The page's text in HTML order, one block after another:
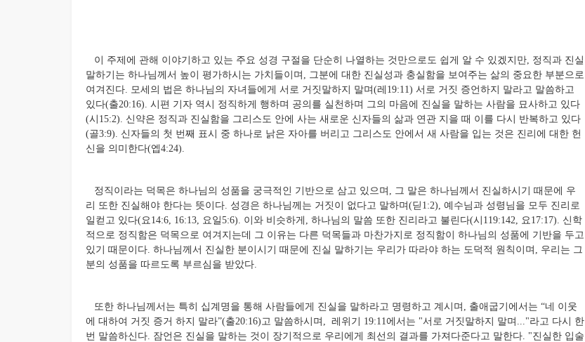
이 주제에 관해 이야기하고 있는 주요 성경 구절을 단순히 나열하는 것만으로도 쉽게 알 수 있겠지만, 정직과 진실
말하기는 하나님께서 높이 평가하시는 가치들이며, 그분에 대한 진실성과 충실함을 보여주는 삶의 중요한 부분으로
여겨진다. 모세의 법은 하나님의 자녀들에게 서로 거짓말하지 말며(레19:11) 서로 거짓 증언하지 말라고 말씀하고
있다(출20:16). 시편 기자 역시 정직하게 행하며 공의를 실천하며 그의 마음에 진실을 말하는 사람을 묘사하고 있다
(시15:2). 신약은 정직과 진실함을 그리스도 안에 사는 새로운 신자들의 삶과 연관 지을 때 이를 다시 반복하고 있다
(골3:9). 신자들의 첫 번째 표시 중 하나로 낡은 자아를 버리고 그리스도 안에서 새 사람을 입는 것은 진리에 대한 헌
신을 의미한다(엡4:24).
정직이라는 덕목은 하나님의 성품을 궁극적인 기반으로 삼고 있으며, 그 말은 하나님께서 진실하시기 때문에 우
리 또한 진실해야 한다는 뜻이다. 성경은 하나님께는 거짓이 없다고 말하며(딛1:2), 예수님과 성령님을 모두 진리로
일컫고 있다(요14:6, 16:13, 요일5:6). 이와 비슷하게, 하나님의 말씀 또한 진리라고 불린다(시119:142, 요17:17). 신학
적으로 정직함은 덕목으로 여겨지는데 그 이유는 다른 덕목들과 마찬가지로 정직함이 하나님의 성품에 기반을 두고
있기 때문이다. 하나님께서 진실한 분이시기 때문에 진실 말하기는 우리가 따라야 하는 도덕적 원칙이며, 우리는 그
분의 성품을 따르도록 부르심을 받았다.
또한 하나님께서는 특히 십계명을 통해 사람들에게 진실을 말하라고 명령하고 계시며, 출애굽기에서는 “네 이웃
에 대하여 거짓 증거 하지 말라”(출20:16)고 말씀하시며, 레위기 19:11에서는 "서로 거짓말하지 말며..."라고 다시 한
번 말씀하신다. 잠언은 진실을 말하는 것이 장기적으로 우리에게 최선의 결과를 가져다준다고 말한다. "진실한 입술